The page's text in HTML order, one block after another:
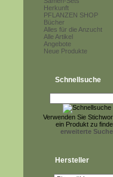
Herkunft
PFLANZEN SHOP
Bücher
Alles für die Anzucht
Alle Artikel
Angebote
Neue Produkte
Schnellsuche
Verwenden Sie
ein Produkt zu
erweiterte Suche
Hersteller